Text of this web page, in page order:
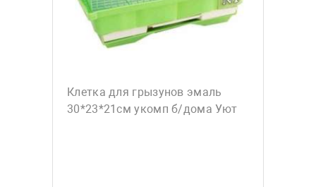
Клетка для грызунов эмаль
30*23*21см укомп б/дома Уют